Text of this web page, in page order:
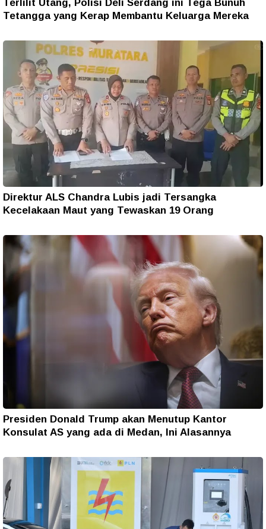
Terlilit Utang, Polisi Deli Serdang ini Tega Bunuh
Tetangga yang Kerap Membantu Keluarga Mereka
Direktur ALS Chandra Lubis jadi Tersangka
Kecelakaan Maut yang Tewaskan 19 Orang
Presiden Donald Trump akan Menutup Kantor
Konsulat AS yang ada di Medan, Ini Alasannya